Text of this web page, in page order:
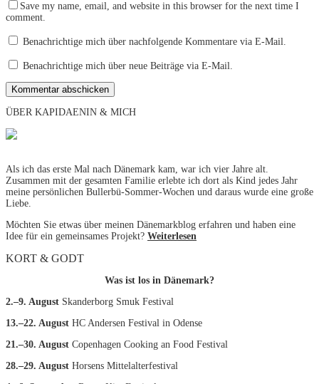
Save my name, email, and website in this browser for the next time I
comment.
Benachrichtige mich über nachfolgende Kommentare via E-Mail.
Benachrichtige mich über neue Beiträge via E-Mail.
ÜBER KAPIDAENIN & MICH
Als ich das erste Mal nach Dänemark kam, war ich vier Jahre alt.
Zusammen mit der gesamten Familie erlebte ich dort als Kind jedes Jahr
meine persönlichen Bullerbü-Sommer-Wochen und daraus wurde eine große
Liebe.
Möchten Sie etwas über meinen Dänemarkblog erfahren und haben eine
Idee für ein gemeinsames Projekt? Weiterlesen
KORT & GODT
Was ist los in Dänemark?
2.–9. August Skanderborg Smuk Festival
13.–22. August HC Andersen Festival in Odense
21.–30. August Copenhagen Cooking an Food Festival
28.–29. August Horsens Mittelalterfestival